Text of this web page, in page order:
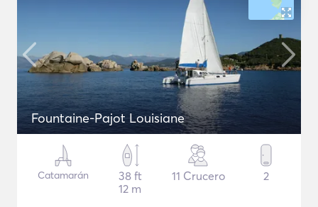
Fountaine-Pajot Louisiane
Catamarán
38 ft
12 m
11 Crucero 2